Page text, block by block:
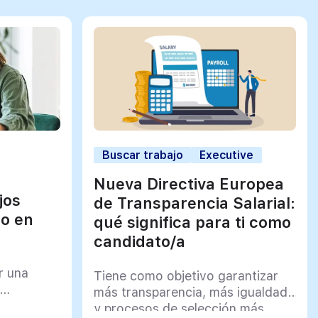
en
una
Buscar trabajo Executive
Nueva Directiva Europea
de Transparencia Salarial:
qué significa para ti como
candidato/a
Tiene como objetivo garantizar
más transparencia, más igualdad
y procesos de selección más